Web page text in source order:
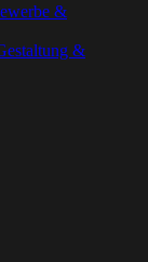
&
&